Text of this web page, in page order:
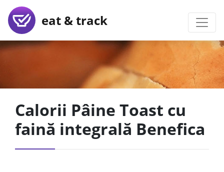
eat & track
Calorii Pâine Toast cu
faină integrală Benefica